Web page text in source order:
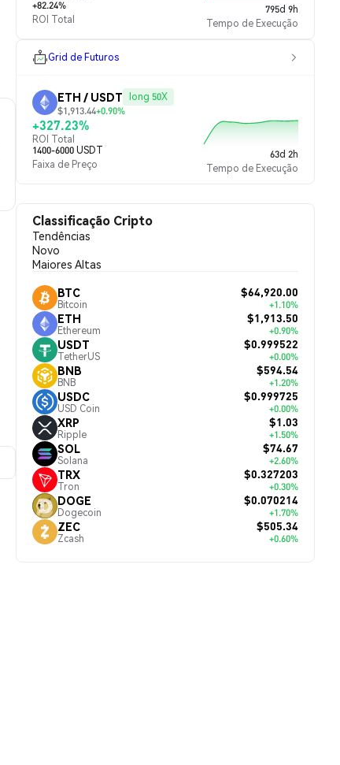
+82.24%
ROI Total
795d 9h
Tempo de Execução
Grid de Futuros
ETH / USDT
long 50X
$1,913.44+0.90%
+327.23%
ROI Total
1400-6000 USDT
Faixa de Preço
63d 2h
Tempo de Execução
Classificação Cripto
Tendências
Novo
Maiores Altas
BTC
Bitcoin
$64,920.00
+1.10%
ETH
Ethereum
$1,913.50
+0.90%
USDT
TetherUS
$0.999522
+0.00%
BNB
BNB
$594.54
+1.20%
USDC
USD Coin
$0.999725
+0.00%
XRP
Ripple
$1.03
+1.50%
SOL
Solana
$74.67
+2.60%
TRX
Tron
$0.327203
+0.30%
DOGE
Dogecoin
$0.070214
+1.70%
ZEC
Zcash
$505.34
+0.60%